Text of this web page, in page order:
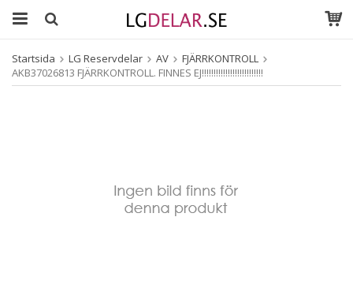
Startsida LG Reservdelar AV
FJÄRRKONTROLL
AKB37026813 FJÄRRKONTROLL. FINNES EJ!!!!!!!!!!!!!!!!!!!!!!!!!!